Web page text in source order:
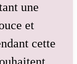
une
et
cette